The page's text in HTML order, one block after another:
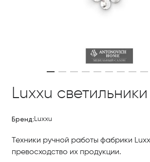
Luxxu светильники
Бренд: Luxxu
Техники ручной работы фабрики
превосходство их продукции.